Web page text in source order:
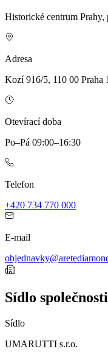
Historické centrum Prahy,
Adresa
Kozí 916/5, 110 00 Praha 1
Otevírací doba
Po–Pá 09:00–16:30
Telefon
+420 734 770 000
E-mail
Sídlo společnosti
Sídlo
UMARUTTI s.r.o.